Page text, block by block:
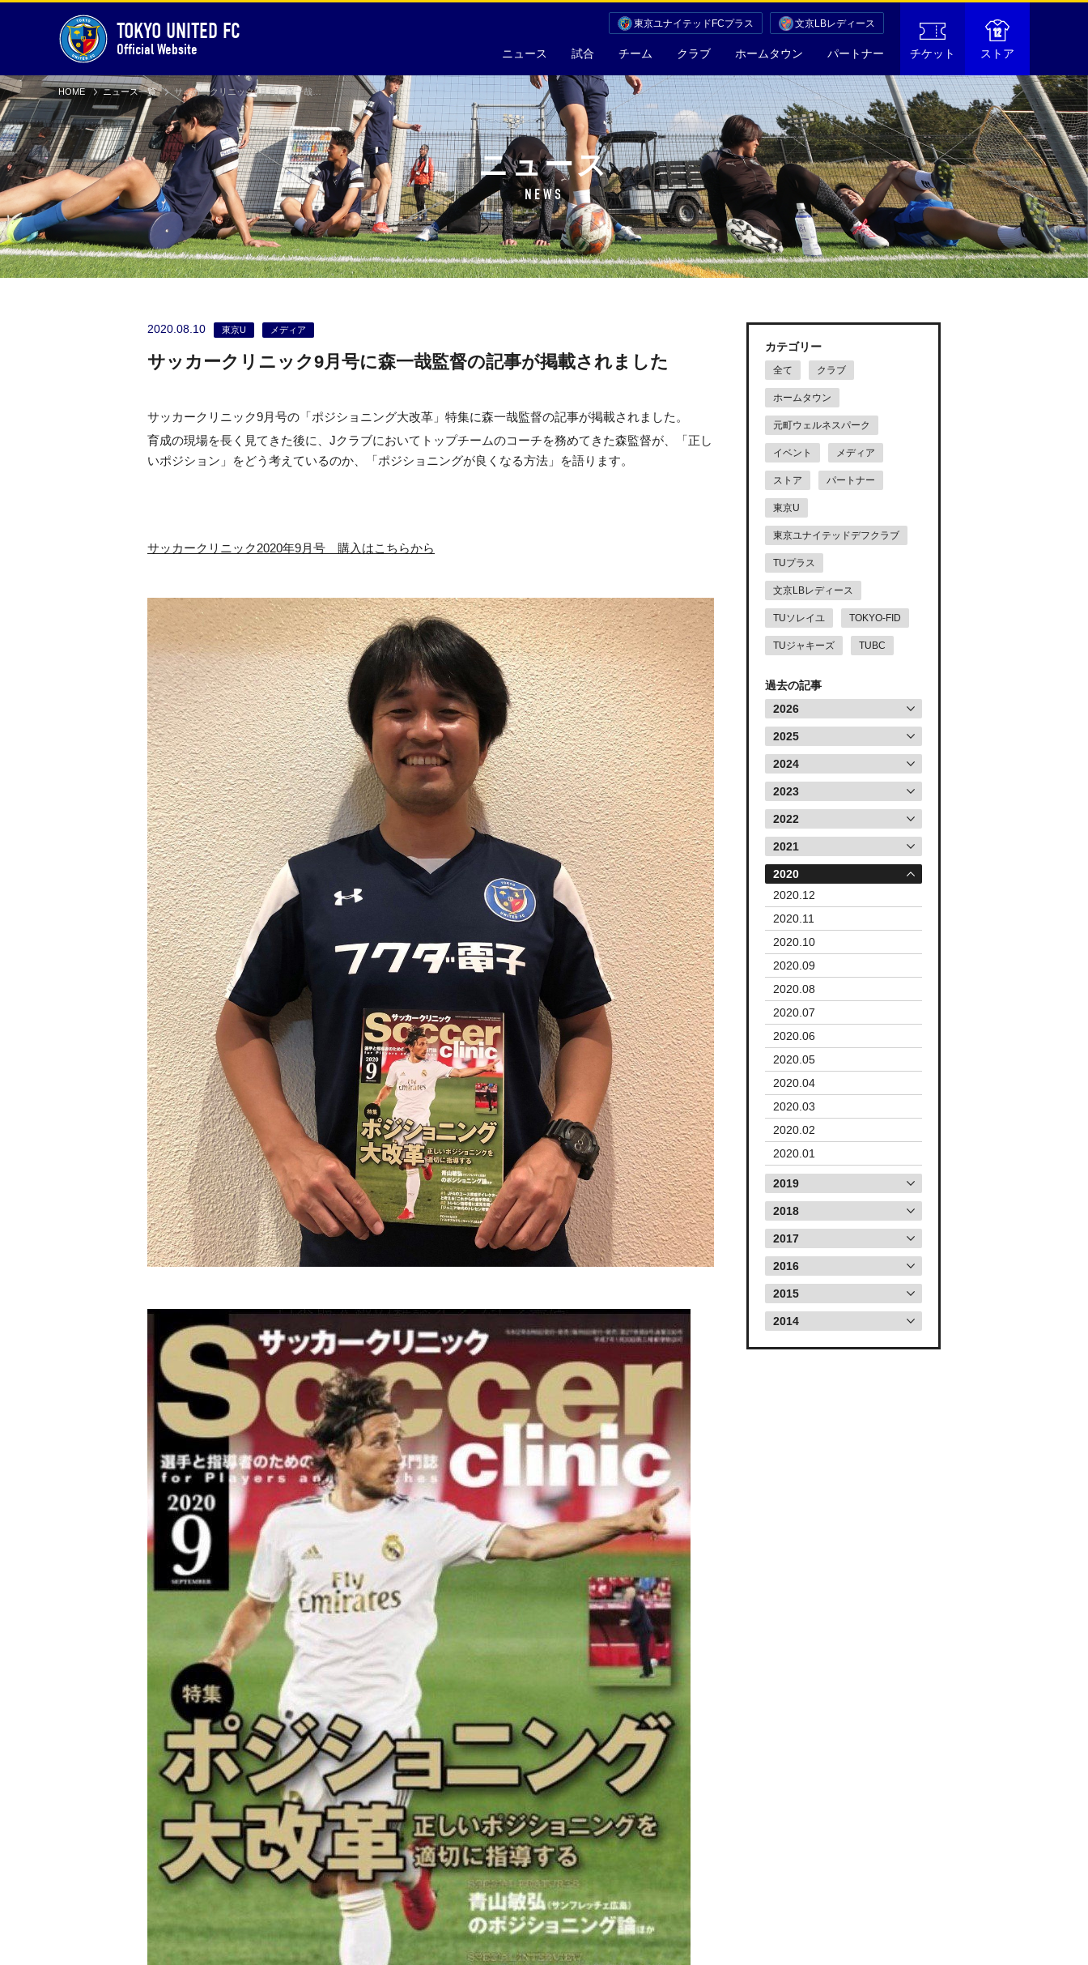
TOKYO UNITED FC
Official Website ニュース 試合 チーム クラブ ホームタウン パートナー チケット ストア
東京ユナイテッドFCプラス 文京LBレディース
HOME ニュース一覧 サッカークリニック9月号に森一哉監督の記事が掲載されました
ニュース
NEWS
2020.08.10 東京U メディア
サッカークリニック9月号に森一哉監督の記事が掲載されました
サッカークリニック9月号の「ポジショニング大改革」特集に森一哉監督の記事が掲載されました。
育成の現場を長く見てきた後に、Jクラブにおいてトップチームのコーチを務めてきた森監督が、「正し
いポジション」をどう考えているのか、「ポジショニングが良くなる方法」を語ります。
サッカークリニック2020年9月号 購入はこちらから
カテゴリー
全て クラブ
ホームタウン
元町ウェルネスパーク
イベント メディア
ストア パートナー
東京U
東京ユナイテッドデフクラブ
TUプラス
文京LBレディース
TUソレイユ TOKYO-FID
TUジャキーズ TUBC
過去の記事
2026
2025
2024
2023
2022
2021
2020
2020.12
2020.11
2020.10
2020.09
2020.08
2020.07
2020.06
2020.05
2020.04
2020.03
2020.02
2020.01
2019
2018
2017
2016
2015
2014